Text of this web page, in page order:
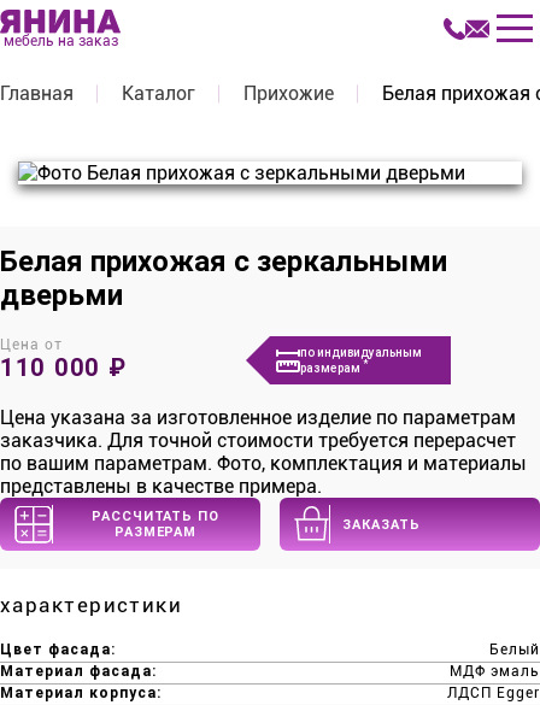
мебель на заказ
Главная Каталог Прихожие Белая
Белая прихожая с зеркальными
дверьми
Цена от
110 000 ₽
по индивидуальным
размерам *
Цена указана за изготовленное изделие по параметрам
заказчика. Для точной стоимости требуется перерасчет
по вашим параметрам. Фото, комплектация и материалы
представлены в качестве примера.
РАССЧИТАТЬ ПО
РАЗМЕРАМ
ЗАКАЗАТЬ
характеристики
Цвет фасада:
Белый
Материал фасада:
МДФ эмаль
Материал корпуса:
ЛДСП Egger